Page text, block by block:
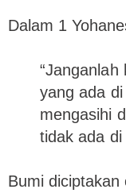
Dalam 1
yang ada
mengasihi
tidak ada di
Bumi diciptakan